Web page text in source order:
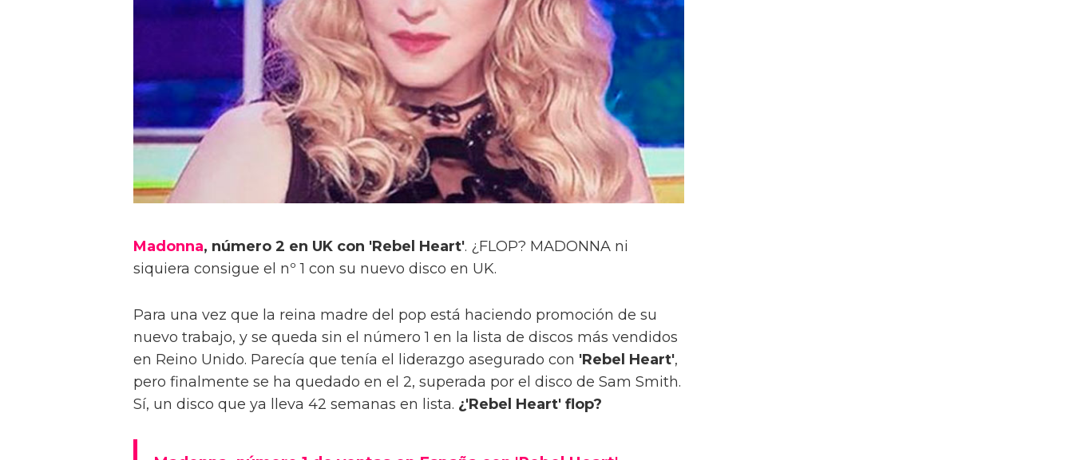
Madonna, número 2 en UK con 'Rebel Heart'. ¿FLOP? MADONNA ni
siquiera consigue el nº 1 con su nuevo disco en UK.
Para una vez que la reina madre del pop está haciendo promoción de su
nuevo trabajo, y se queda sin el número 1 en la lista de discos más vendidos
en Reino Unido. Parecía que tenía el liderazgo asegurado con 'Rebel Heart',
pero finalmente se ha quedado en el 2, superada por el disco de Sam Smith.
Sí, un disco que ya lleva 42 semanas en lista. ¿'Rebel Heart' flop?